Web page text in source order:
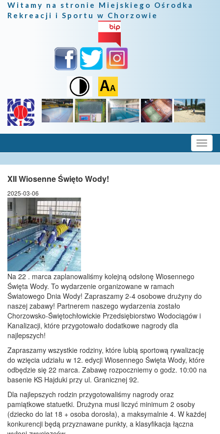
Witamy na stronie Miejskiego Ośrodka
Rekreacji i Sportu w Chorzowie
XII Wiosenne Święto Wody!
2025-03-06
Na 22 . marca zaplanowaliśmy kolejną odsłonę Wiosennego
Święta Wody. To wydarzenie organizowane w ramach
Światowego Dnia Wody! Zapraszamy 2-4 osobowe drużyny do
naszej zabawy! Partnerem naszego wydarzenia zostało
Chorzowsko-Świętochłowickie Przedsiębiorstwo Wodociągów i
Kanalizacji, które przygotowało dodatkowe nagrody dla
najlepszych!
Zapraszamy wszystkie rodziny, które lubią sportową rywalizację
do wzięcia udziału w 12. edycji Wiosennego Święta Wody, które
odbędzie się 22 marca. Zabawę rozpoczniemy o godz. 10:00 na
basenie KS Hajduki przy ul. Granicznej 92.
Dla najlepszych rodzin przygotowaliśmy nagrody oraz
pamiątkowe statuetki. Drużyna musi liczyć minimum 2 osoby
(dziecko do lat 18 + osoba dorosła), a maksymalnie 4. W każdej
konkurencji będą przyznawane punkty, a klasyfikacja łączna